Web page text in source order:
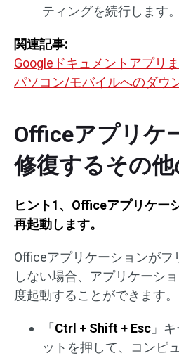
ティングを続行します。
関連記事:
Googleドキュメントアプリ
パソコン/モバイルへのダウ
Officeアプリケ
修復するその他
ヒント1、Officeアプリケー
再起動します。
Officeアプリケーションが
しない場合、アプリケーシ
度起動することができます。
「 Ctrl + Shift + Esc 」
ットを押して、コンピ